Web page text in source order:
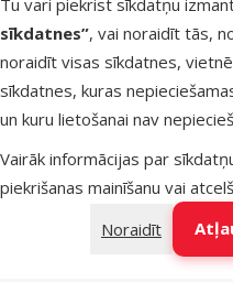
sīkdatnes”, vai noraidīt tās,
noraidīt visas sīkdatnes,
sīkdatnes, kuras
un kuru lietošanai nav
Vairāk informācijas par
piekrišanas mainīšanu vai
Noraidīt
rotaļlieta suņiem - Dog
Fantasy, Xmas
Snowman with Hat,
Squeaky, 40 cm
8,99 €
Pievienot
grozam
Rotaļlieta ziemeļbrieža